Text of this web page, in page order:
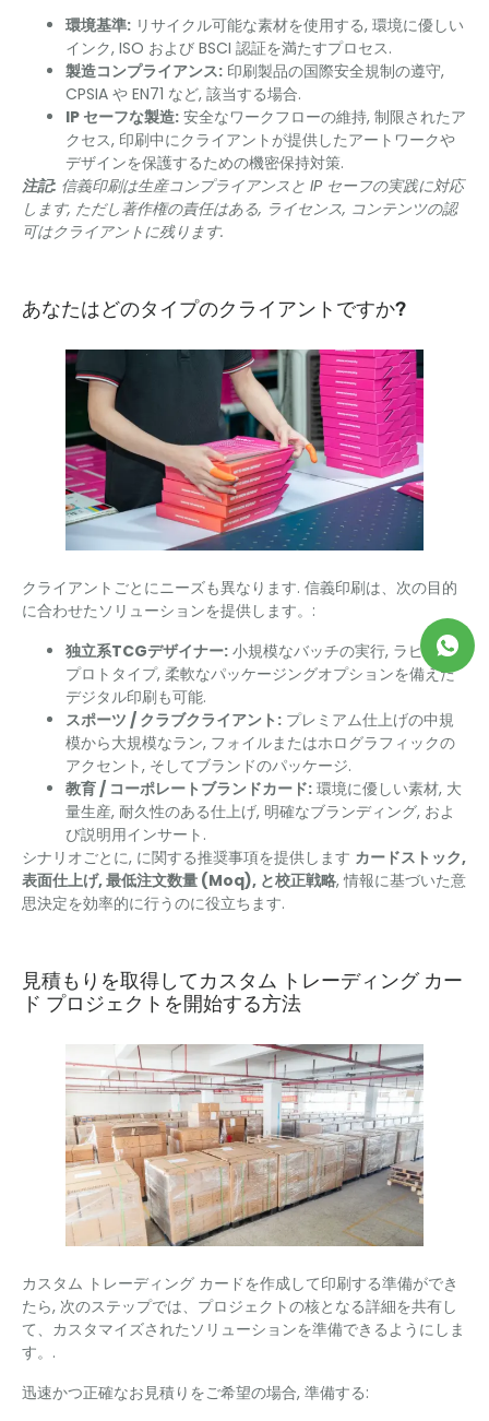
環境基準: リサイクル可能な素材を使用する, 環境に優しい
インク, ISO および BSCI 認証を満たすプロセス.
製造コンプライアンス: 印刷製品の国際安全規制の遵守,
CPSIA や EN71 など, 該当する場合.
IP セーフな製造: 安全なワークフローの維持, 制限されたア
クセス, 印刷中にクライアントが提供したアートワークや
デザインを保護するための機密保持対策.
注記: 信義印刷は生産コンプライアンスと IP セーフの実践に対応
します, ただし著作権の責任はある, ライセンス, コンテンツの認
可はクライアントに残ります.
あなたはどのタイプのクライアントですか?
クライアントごとにニーズも異なります. 信義印刷は、次の目的
に合わせたソリューションを提供します。:
独立系TCGデザイナー: 小規模なバッチの実行, ラピッド
プロトタイプ, 柔軟なパッケージングオプションを備えた
デジタル印刷も可能.
スポーツ / クラブクライアント: プレミアム仕上げの中規
模から大規模なラン, フォイルまたはホログラフィックの
アクセント, そしてブランドのパッケージ.
教育 / コーポレートブランドカード: 環境に優しい素材, 大
量生産, 耐久性のある仕上げ, 明確なブランディング, およ
び説明用インサート.
シナリオごとに, に関する推奨事項を提供します カードストック,
表面仕上げ, 最低注文数量 (Moq), と校正戦略, 情報に基づいた意
思決定を効率的に行うのに役立ちます.
見積もりを取得してカスタム トレーディング カー
ド プロジェクトを開始する方法
カスタム トレーディング カードを作成して印刷する準備ができ
たら, 次のステップでは、プロジェクトの核となる詳細を共有し
て、カスタマイズされたソリューションを準備できるようにしま
す。.
迅速かつ正確なお見積りをご希望の場合, 準備する: